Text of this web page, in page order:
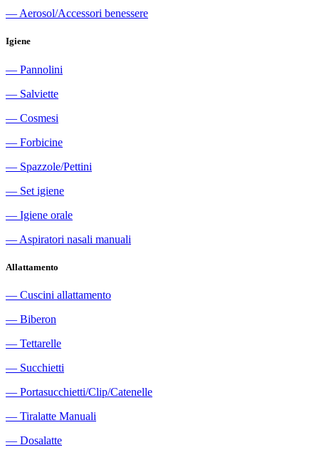
― Aerosol/Accessori benessere
Igiene
― Pannolini
― Salviette
― Cosmesi
― Forbicine
― Spazzole/Pettini
― Set igiene
― Igiene orale
― Aspiratori nasali manuali
Allattamento
― Cuscini allattamento
― Biberon
― Tettarelle
― Succhietti
― Portasucchietti/Clip/Catenelle
― Tiralatte Manuali
― Dosalatte